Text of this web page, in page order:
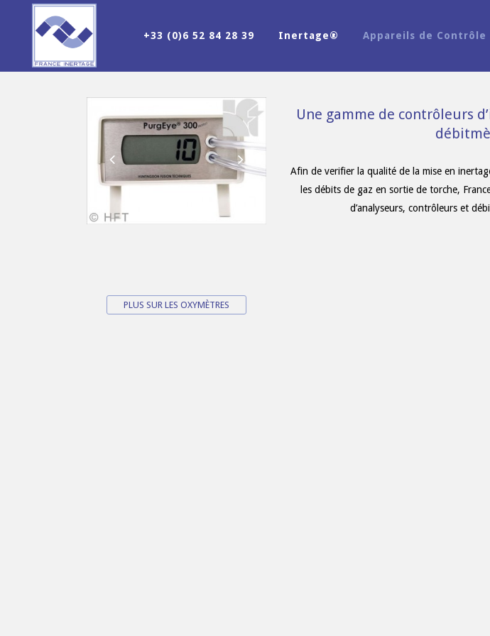
+33 (0)6 52 84 28 39 Inertage® Appareils de Contrôle
PLUS SUR LES OXYMÈTRES
Une gamme de contrôleurs
Afin de verifier la qualité de la mise en
les débits de gaz en sortie de torche,
d’analyseurs, contrôleurs et